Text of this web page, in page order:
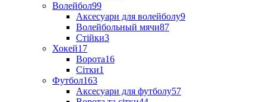
Волейбол99
Аксесуари для волейболу9
Волейбольный мячи87
Стійки3
Хокей17
Ворота16
Сітки1
Футбол163
Аксесуари для футболу57